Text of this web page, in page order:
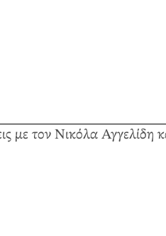
με τον Νικόλα Αγγελίδη